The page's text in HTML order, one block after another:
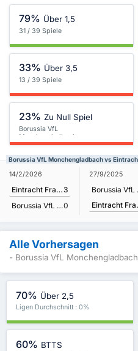
79% Über 1,5
31 / 39 Spiele
33% Über 3,5
13 / 39 Spiele
23% Zu Null Spiel
Borussia VfL
Monchengladbach
Borussia VfL Monchengladbach vs
14/2/2026
Eintracht Frankfurt3
Borussia VfL Monchengladbach0
27/9/2025
Alle Vorhersagen
- Borussia VfL
70% Über 2,5
Ligen Durchschnitt : 0%
60% BTTS